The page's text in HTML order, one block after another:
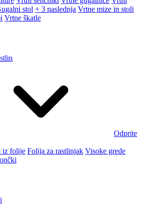
stol + 3 naslednja Vrtne mize in stoli
Vrtne škatle
Odprite
iz folije Folija za rastlinjak Visoke grede